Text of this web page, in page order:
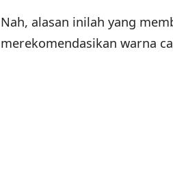
Nah, alasan inilah yang
merekomendasikan warna